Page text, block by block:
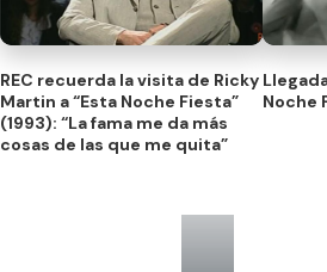
REC recuerda la visita de Ricky
Martin a “Esta Noche Fiesta”
(1993): “La fama me da más
cosas de las que me quita”
Noche